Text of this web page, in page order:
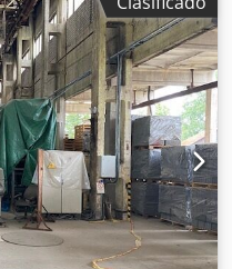
de la línea de